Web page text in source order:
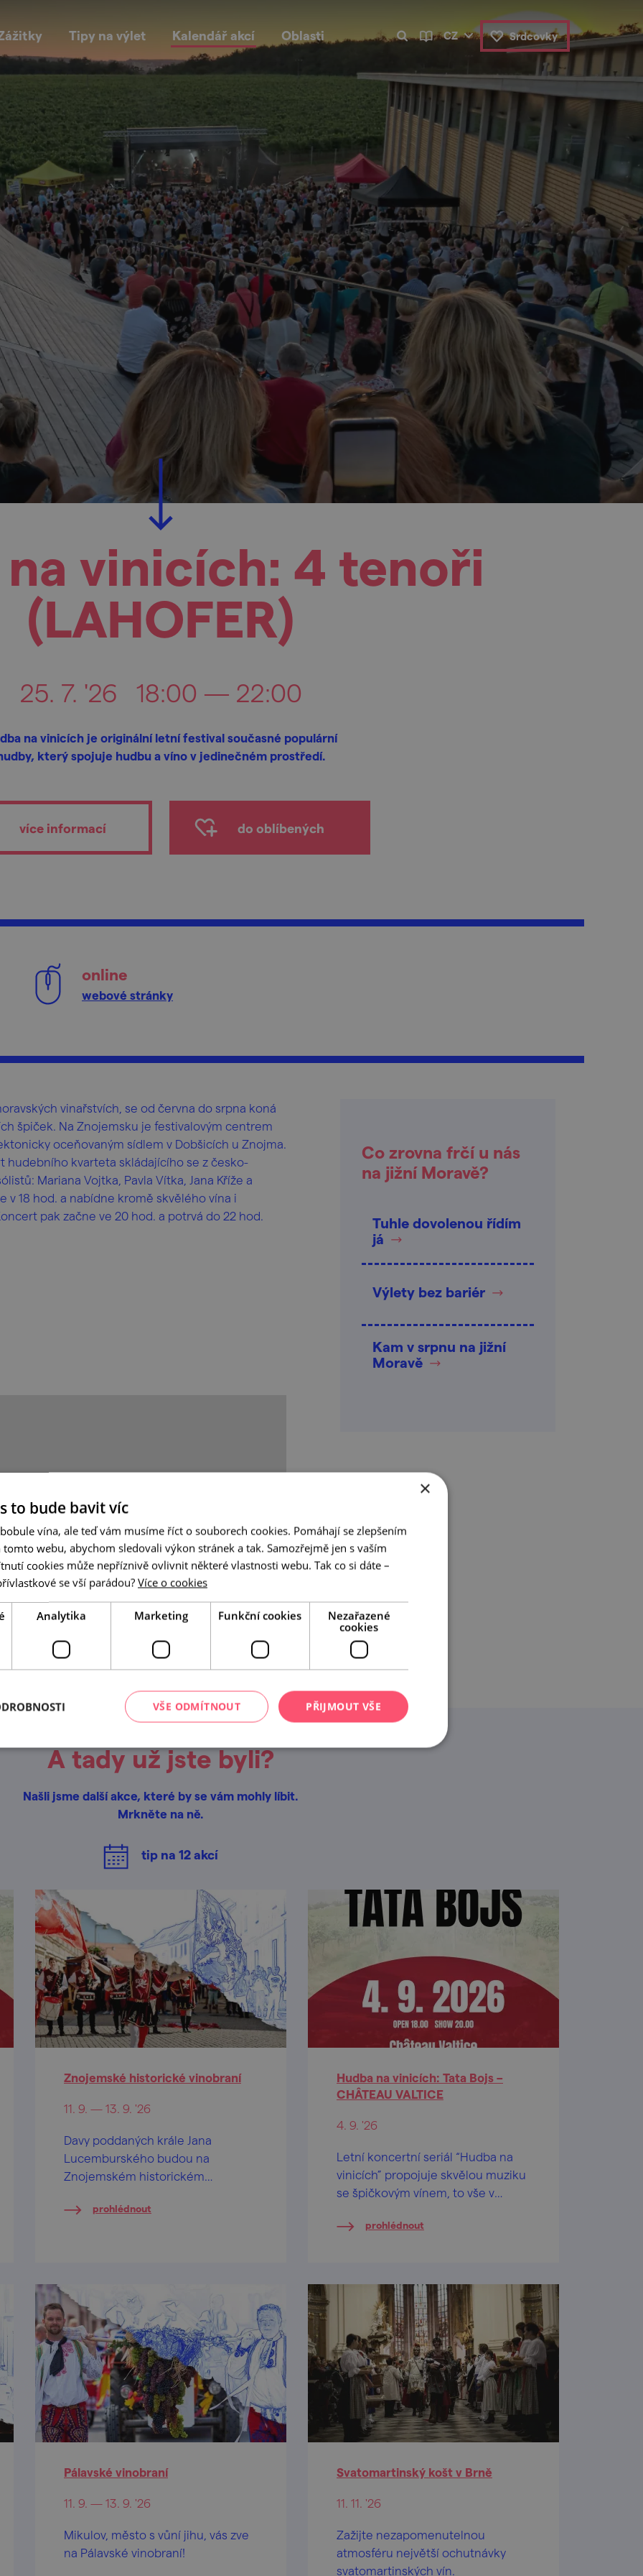
Tipy na výlet Kalendář akcí Oblasti CZ Srdcovky
vinicích: 4 tenoři
(LAHOFER)
25. 7. '26 18:00 — 22:00
na vinicích je originální letní festival současné populární
který spojuje hudbu a víno v jedinečném prostředí.
více informací do oblíbených
online
webové stránky
vinařstvích, se od června do srpna koná
špiček. Na Znojemsku je festivalovým centrem
oceňovaným sídlem v Dobšicích u Znojma.
kvarteta skládajícího se z česko-
Mariana Vojtka, Pavla Vítka, Jana Kříže a
v 18 hod. a nabídne kromě skvělého vína i
pak začne ve 20 hod. a potrvá do 22 hod.
Co zrovna frčí u nás
na jižní Moravě?
Tuhle dovolenou řídím
já
Výlety bez bariér
Kam v srpnu na jižní
Moravě
A tady už jste byli?
Našli jsme další akce, které by se vám mohly líbit.
Mrkněte na ně.
tip na 12akcí
Znojemské historické vinobraní
11. 9. — 13. 9. '26
Davy poddaných krále Jana
Lucemburského budou na
Znojemském historickém
vznešeného panovníka krále Jana
historickou slavnost.
prohlédnout
Hudba na vinicích: Tata Bojs –
CHÂTEAU VALTICE
4. 9. '26
Letní koncertní seriál “Hudba na
vinicích” propojuje skvělou muziku
se špičkovým vínem, to vše v
moravských vinohradů.
prohlédnout
Pálavské vinobraní
11. 9. — 13. 9. '26
Mikulov, město s vůní jihu, vás zve
na Pálavské vinobraní!
Svatomartinský košt v Brně
11. 11. '26
Zažijte nezapomenutelnou
atmosféru největší ochutnávky
svatomartinských vín.
×
to bude bavit víc
vína, ale teď vám musíme říct o souborech cookies. Pomáhají se zlepšením
tomto webu, abychom sledovali výkon stránek a tak. Samozřejmě jen s vaším
cookies může nepříznivě ovlivnit některé vlastnosti webu. Tak co si dáte –
se vší parádou? Více o cookies
Analytika Marketing Funkční cookies
Nezařazené
cookies
PŘIJMOUT VŠE
VŠE ODMÍTNOUT